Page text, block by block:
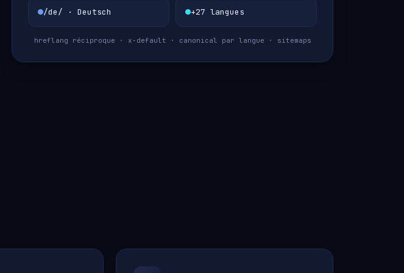
/de/ · Deutsch +27 langues
hreflang réciproque · x-default · canonical par langue · sitemaps